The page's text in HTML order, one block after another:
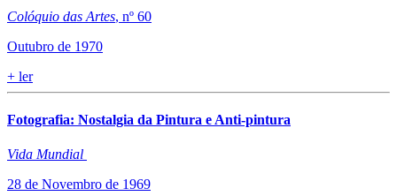
Colóquio das Artes, nº 60
Outubro de 1970
+ ler
Fotografia: Nostalgia da Pintura e Anti-pintura
Vida Mundial
28 de Novembro de 1969